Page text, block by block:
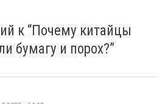
к “Почему китайцы
бумагу и порох?”